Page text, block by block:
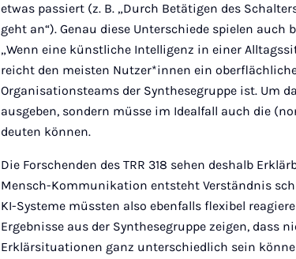
etwas passiert (z. B. „Durch Betätigen des
geht an“). Genau diese Unterschiede spielen auch
„Wenn eine künstliche Intelligenz in einer
reicht den meisten Nutzer*innen ein
Organisationsteams der Synthesegruppe ist. Um
ausgeben, sondern müsse im Idealfall auch die
deuten können.
Die Forschenden des TRR 318 sehen deshalb
Mensch-Kommunikation entsteht Verständnis
KI-Systeme müssten also ebenfalls flexibel
Ergebnisse aus der Synthesegruppe zeigen, dass
Erklärsituationen ganz unterschiedlich sein